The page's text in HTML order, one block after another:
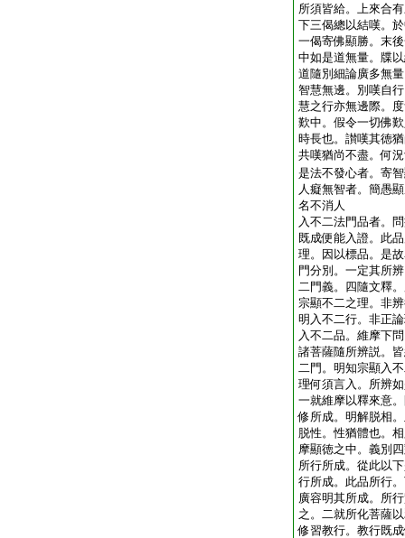
所須皆給。上來合
下三偈總以結嘆。
一偈寄佛顯勝。末
中如是道無量。牒
道隨別細論廣多無
智慧無邊。別嘆自
慧之行亦無邊際。
歎中。假令一切佛
時長也。讃嘆其徳
共嘆猶尚不盡。何
是法不發心者。寄
人癡無智者。簡愚
名不消人
入不二法門品者。
既成便能入證。此
理。因以標品。是
門分別。一定其所
二門義。四隨文釋
宗顯不二之理。非
明入不二行。非正
入不二品。維摩下
諸菩薩隨所辨説。
二門。明知宗顯入
理何須言入。所辨
一就維摩以釋來意
修所成。明解脱相
脱性。性猶體也。
摩顯徳之中。義別
所行所成。從此以
行所成。此品所行
廣容明其所成。所
之。二就所化菩薩
修習教行。教行既